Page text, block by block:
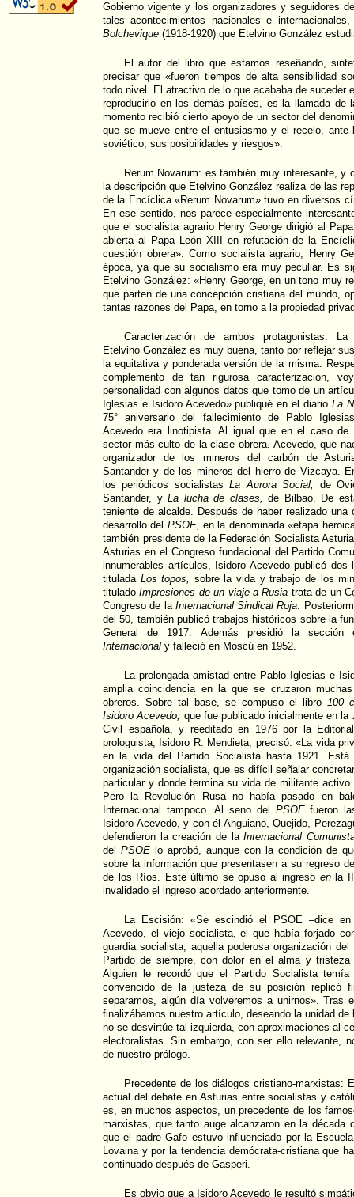
Gobierno vigente y los organizadores y seguidores
tales acontecimientos nacionales e
Bolchevique (1918-1920) que Etelvino González
El autor del libro que estamos reseñando,
precisar que «fueron tiempos de alta sensibilidad
todo nivel. El atractivo de lo que acababa de suceder
reproducirlo en los demás países, es la llamada de
momento recibió cierto apoyo de un sector del
que se mueve entre el entusiasmo y el recelo, ante
soviético, sus posibilidades y riesgos».
Rerum Novarum: es también muy interesante, y
la descripción que Etelvino González realiza de las
de la Encíclica «Rerum Novarum» tuvo en diversos
En ese sentido, nos parece especialmente
que el socialista agrario Henry George dirigió al
abierta al Papa León XIII en refutación de la
cuestión obrera». Como socialista agrario, Henry
época, ya que su socialismo era muy peculiar. Es
Etelvino González: «Henry George, en un tono muy
que parten de una concepción cristiana del mundo,
tantas razones del Papa, en torno a la propiedad
Caracterización de ambos protagonistas:
Etelvino González es muy buena, tanto por reflejar
la equitativa y ponderada versión de la misma.
complemento de tan rigurosa caracterización,
personalidad con algunos datos que tomo de un
Iglesias e Isidoro Acevedo» publiqué en el diario La
75° aniversario del fallecimiento de Pablo
Acevedo era linotipista. Al igual que en el caso de
sector más culto de la clase obrera. Acevedo, que
organizador de los mineros del carbón de
Santander y de los mineros del hierro de Vizcaya.
los periódicos socialistasLa Aurora Social,
de
Santander, yLa lucha de clases, de Bilbao. De
teniente de alcalde. Después de haber realizado
desarrollo del PSOE, en la denominada «etapa
también presidente de la Federación Socialista
Asturias en el Congreso fundacional del Partido
innumerables artículos, Isidoro Acevedo publicó dos
titulada Los topos, sobre la vida y trabajo de los
tituladoImpresiones de un viaje a Rusia trata de un
Congreso de la Internacional Sindical Roja.
del 50, también publicó trabajos históricos sobre la
General de 1917. Además presidió la
Internacional y falleció en Moscú en 1952.
La prolongada amistad entre Pablo Iglesias e
amplia coincidencia en la que se cruzaron
obreros. Sobre tal base, se compuso el libro 100
Isidoro Acevedo, que fue publicado inicialmente en la
Civil española, y reeditado en 1976 por la
prologuista, Isidoro R. Mendieta, precisó: «La vida
en la vida del Partido Socialista hasta 1921.
organización socialista, que es difícil señalar
particular y donde termina su vida de militante
Pero la Revolución Rusa no había pasado en
Internacional tampoco. Al seno del PSOEfueron
Isidoro Acevedo, y con él Anguiano, Quejido,
defendieron la creación de laInternacional
del PSOE lo aprobó, aunque con la condición de
sobre la información que presentasen a su regreso
de los Ríos. Este último se opuso al ingreso en la
invalidado el ingreso acordado anteriormente.
La Escisión: «Se escindió el PSOE –dice
Acevedo, el viejo socialista, el que había forjado
guardia socialista, aquella poderosa organización
Partido de siempre, con dolor en el alma y
Alguien le recordó que el Partido Socialista
convencido de la justeza de su posición replicó
separamos, algún día volveremos a unirnos». Tras
finalizábamos nuestro artículo, deseando la unidad de
no se desvirtúe tal izquierda, con aproximaciones al
electoralistas. Sin embargo, con ser ello relevante,
de nuestro prólogo.
Precedente de los diálogos cristiano-marxistas:
actual del debate en Asturias entre socialistas y
es, en muchos aspectos, un precedente de los
marxistas, que tanto auge alcanzaron en la
que el padre Gafo estuvo influenciado por la
Lovaina y por la tendencia demócrata-cristiana que
continuado después de Gasperi.
Es obvio que a Isidoro Acevedo le resultó